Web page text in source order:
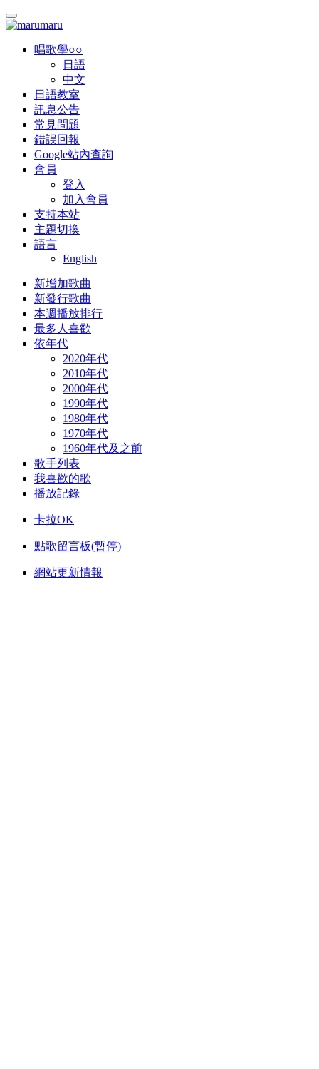
唱歌學○○
日語
中文
日語教室
訊息公告
常見問題
錯誤回報
Google站內查詢
會員
登入
加入會員
支持本站
主題切換
語言
English
新增加歌曲
新發行歌曲
本週播放排行
最多人喜歡
依年代
2020年代
2010年代
2000年代
1990年代
1980年代
1970年代
1960年代及之前
歌手列表
我喜歡的歌
播放記錄
卡拉OK
點歌留言板(暫停)
網站更新情報